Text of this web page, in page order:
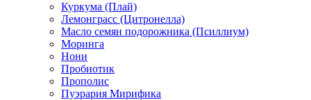
Куркума (Плай)
Лемонграсс (Цитронелла)
Масло семян подорожника (Псиллиум)
Моринга
Нони
Пробиотик
Прополис
Пуэрария Мирифика